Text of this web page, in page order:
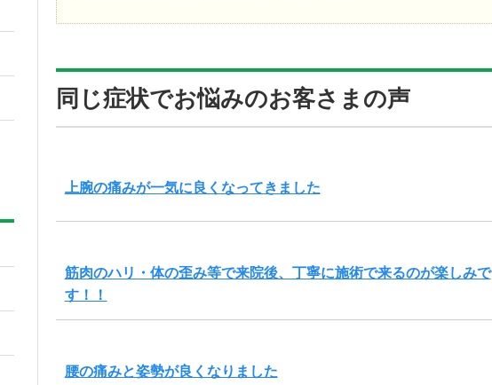
同じ症状でお悩みのお客さまの声
上腕の痛みが一気に良くなってきました
筋肉のハリ・体の歪み等で来院後、丁寧に施術で来るのが楽しみで
す！！
腰の痛みと姿勢が良くなりました